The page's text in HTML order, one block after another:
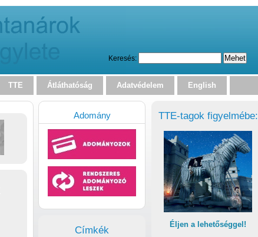
Keresés:
TTE Átláthatóság Adatvédelem English
TTE-tagok figyelmébe:
Éljen a lehetőséggel!
Adomány
Címkék